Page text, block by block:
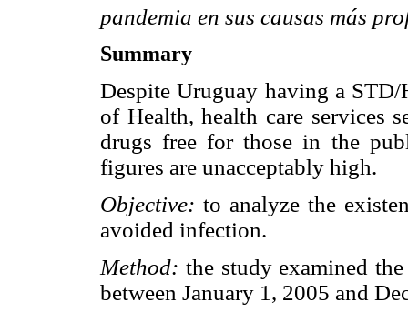
pandemia en sus causas más
Summary
Despite Uruguay having a
of Health, health care services
drugs free for those in the
figures are unacceptably high.
Objective: to analyze the
avoided infection.
Method: the study examined
between January 1, 2005 and